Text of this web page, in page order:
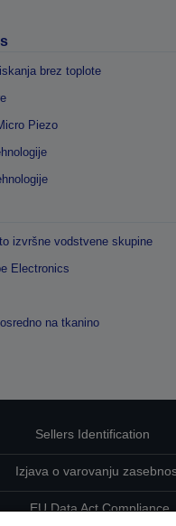
brez toplote
Piezo
izvršne vodstvene skupine
Electronics
na tkanino
Sellers Identification
Izjava o varovanju
EU Data Act Compliance